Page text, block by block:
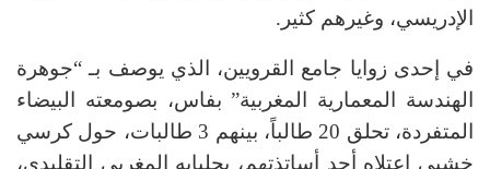
الإدريسي، وغيرهم كثير.
في إحدى زوايا جامع القرويين، الذي يوصف بـ “جوهرة
الهندسة المعمارية المغربية” بفاس، بصومعته البيضاء
المتفردة، تحلق 20 طالباً، بينهم 3 طالبات، حول كرسي
خشبي اعتلاه أحد أساتذتهم، بجلبابه المغربي التقليدي،